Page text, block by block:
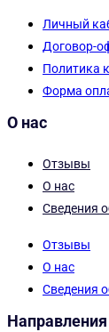
Личный
Договор-
Политика
Форма
О нас
Отзывы
О нас
Сведения
Отзывы
О нас
Сведения
Направления